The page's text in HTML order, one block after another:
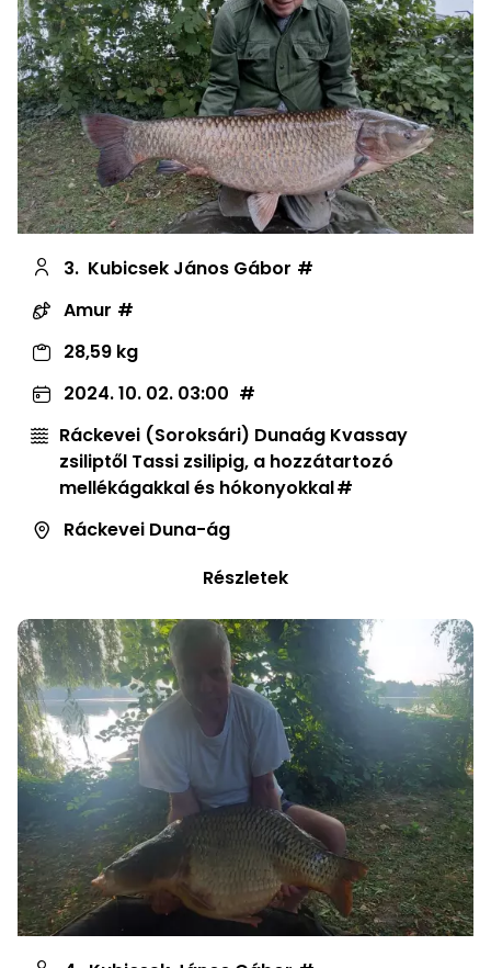
3. Kubicsek János Gábor
Amur
28,59 kg
2024. 10. 02. 03:00
Ráckevei (Soroksári) Dunaág Kvassay
zsiliptől Tassi zsilipig, a hozzátartozó
mellékágakkal és hókonyokkal
Ráckevei Duna-ág
Részletek